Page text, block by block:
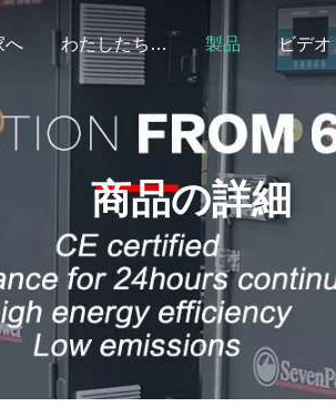
へ わたしたち に つい て 製品 ビデオ
商品の詳細